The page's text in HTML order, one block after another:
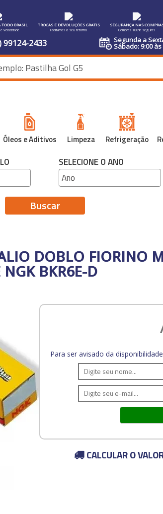
TODO BRASIL
velocidade
TROCAS E DEVOLUÇÕES GRATIS
Facilitamos o seu retorno
SEGURANÇA NAS
Compras 100% seguras
99124-2433 Segunda a
Sábado: 9:00 às
Óleos e Aditivos Limpeza Refrigeração
SELECIONE O ANO
Buscar
DOBLO FIORINO
BKR6E-D
Para ser avisado da
CALCULAR O